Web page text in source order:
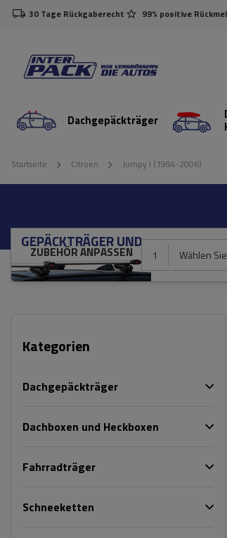
30 Tage Rückgaberecht 99% positive
Dachgepäckträger
Startseite Citroen Jumpy I (1994-2006)
GEPÄCKTRÄGER UND
ZUBEHÖR ANPASSEN 1 Wählen
Kategorien
Dachgepäckträger
Dachboxen und Heckboxen
Fahrradträger
Schneeketten